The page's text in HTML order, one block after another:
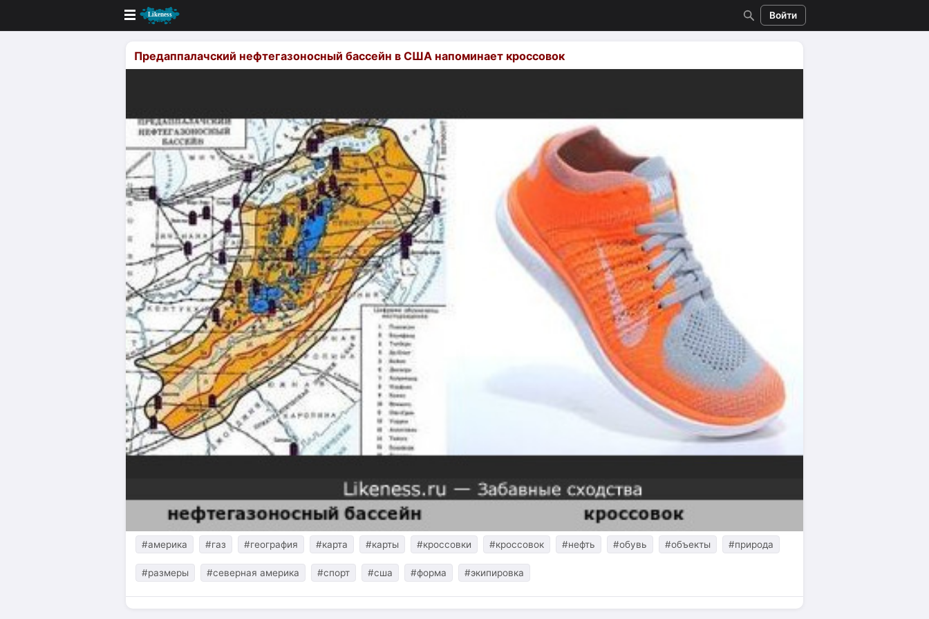
Войти
Голосование
Кандидаты
Случайное сходство 👍
Создать сходство
Для публикации необходима авторизация
Поиск
Предаппалачский нефтегазоносный бассейн в США напоминает кроссовок
#америка #газ #география #карта #карты #кроссовки #кроссовок #нефть #обувь #объекты #природа
#размеры #северная америка #спорт #сша #форма #экипировка